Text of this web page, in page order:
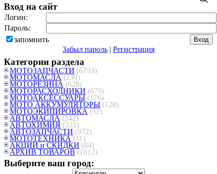
Вход на сайт
Логин:
Пароль:
запомнить
Забыл пароль | Регистрация
Категории раздела
МОТОЗАПЧАСТИ (6733)
МОТОМАСЛА (230)
МОТОРЕЗИНА (628)
МОТОРАСХОДНИКИ (679)
МОТОАКСЕССУАРЫ (176)
МОТО АККУМУЛЯТОРЫ (128)
МОТОЭКИПИРОВКА (52)
АВТОМАСЛА (242)
АВТОХИМИЯ (331)
АВТОЗАПЧАСТИ (972)
МОТОТЕХНИКА (11)
АКЦИИ и СКИДКИ (84)
АРХИВ ТОВАРОВ (1812)
Выберите ваш город: